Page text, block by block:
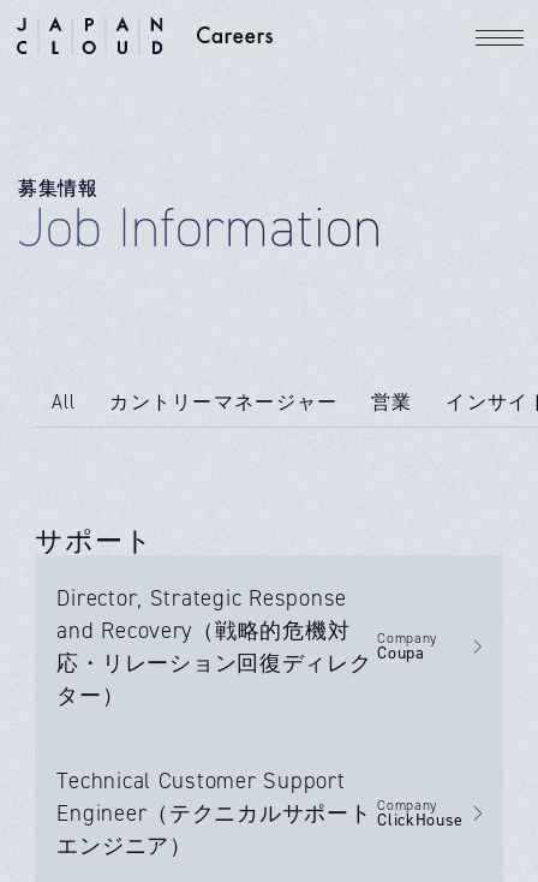
募集情報
Job Information
All カントリーマネージャー 営業 インサイ
サポート
Director, Strategic Response
and Recovery（戦略的危機対
応・リレーション回復ディレク
ター）
Company
Coupa
Technical Customer Support
Engineer（テクニカルサポート
エンジニア）
Company
ClickHouse